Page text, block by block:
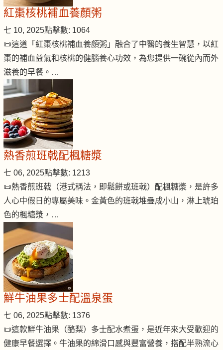
紅棗核桃補血養顏粥
七 10, 2025點擊數: 1064
📜這道「紅棗核桃補血養顏粥」融合了中醫的養生智慧，以紅
棗的補血益氣和核桃的健腦養心功效，為您提供一碗從內而外
滋養的早餐。…
熱香煎班戟配楓糖漿
七 06, 2025點擊數: 1213
📜熱香煎班戟（港式稱法，即鬆餅或班戟）配楓糖漿，是許多
人心中假日的專屬美味。金黃色的班戟堆疊成小山，淋上琥珀
色的楓糖漿，…
鮮牛油果多士配溫泉蛋
七 06, 2025點擊數: 1376
📜這款鮮牛油果（酪梨）多士配水煮蛋，是近年來大受歡迎的
健康早餐選擇。牛油果的綿滑口感與豐富營養，搭配半熟流心